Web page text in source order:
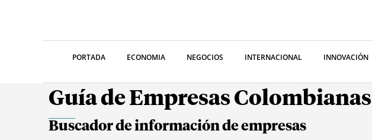
PORTADA ECONOMIA NEGOCIOS INTERNACIONAL INNOVACIÓN
Guía de Empresas Colombianas
Buscador de información de empresas